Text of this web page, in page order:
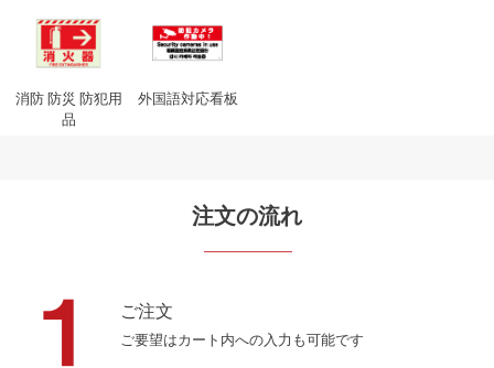
消防 防災 防犯用
品
外国語対応看板
注文の流れ
ご注文
ご要望はカート内への入力も可能です